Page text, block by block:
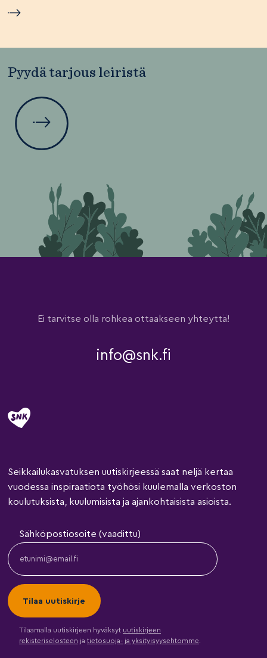
Pyydä tarjous leiristä
Ei tarvitse olla rohkea ottaakseen yhteyttä!
info@snk.fi
Seikkailukasvatuksen uutiskirjeessä saat neljä kertaa
vuodessa inspiraatiota työhösi kuulemalla verkoston
koulutuksista, kuulumisista ja ajankohtaisista asioista.
Sähköpostiosoite (vaadittu)
Tilaamalla uutiskirjeen hyväksyt uutiskirjeen
rekisteriselosteen ja tietosuoja- ja yksityisyysehtomme.